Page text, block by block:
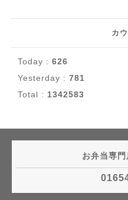
カ
Today : 626
Yesterday : 781
Total : 1342583
お弁当専